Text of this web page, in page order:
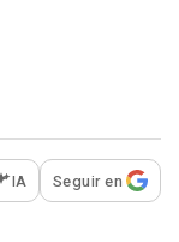
para
IA Seguir en